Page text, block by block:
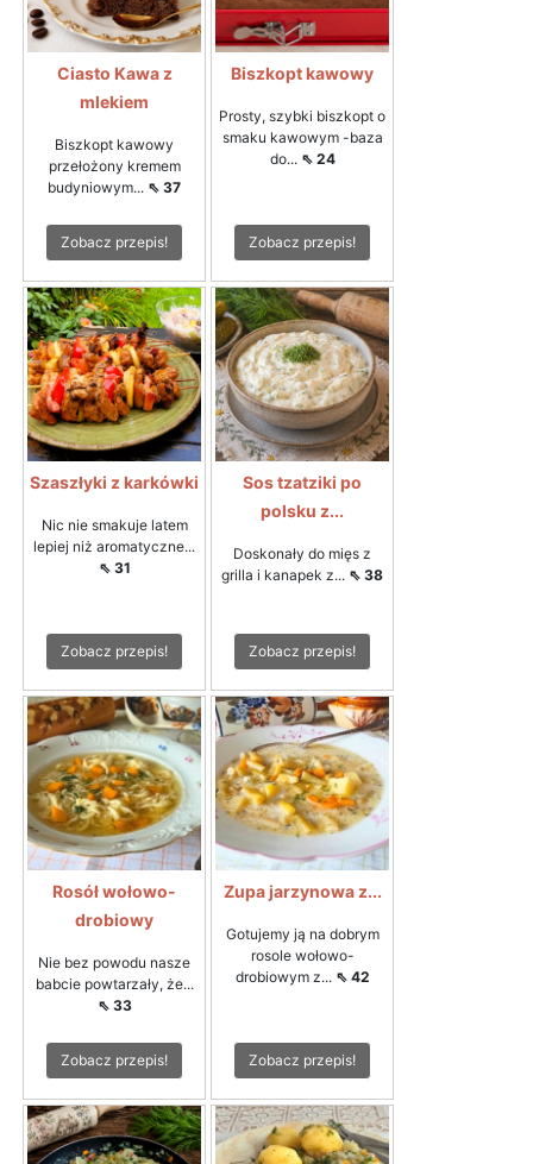
Ciasto Kawa z
mlekiem
Biszkopt kawowy
przełożony kremem
budyniowym... ⇖ 37
Zobacz przepis!
Biszkopt kawowy
Prosty, szybki biszkopt o
smaku kawowym -baza
do... ⇖ 24
Zobacz przepis!
Szaszłyki z karkówki
Nic nie smakuje latem
lepiej niż aromatyczne...
⇖ 31
Zobacz przepis!
Sos tzatziki po
polsku z...
Doskonały do mięs z
grilla i kanapek z... ⇖ 38
Zobacz przepis!
Rosół wołowo-
drobiowy
Nie bez powodu nasze
babcie powtarzały, że...
⇖ 33
Zobacz przepis!
Zupa jarzynowa z...
Gotujemy ją na dobrym
rosole wołowo-
drobiowym z... ⇖ 42
Zobacz przepis!